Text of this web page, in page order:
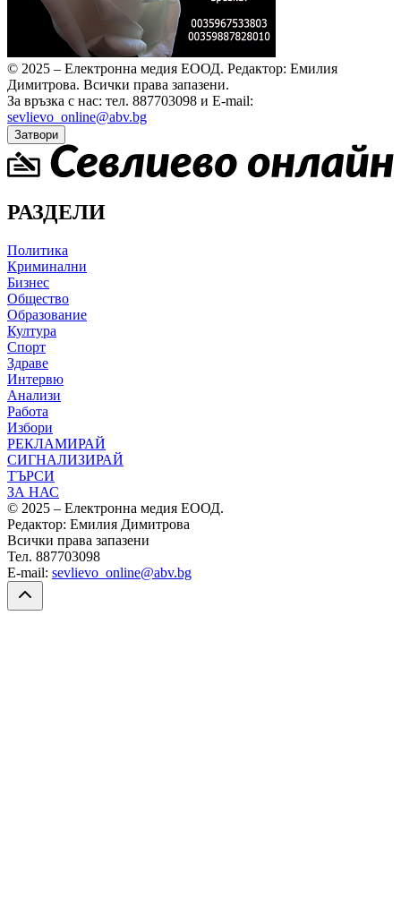
© 2025 – Електронна медия ЕООД. Редактор: Емилия
Димитрова. Всички права запазени.
За връзка с нас: тел. 887703098 и E-mail:
sevlievo_online@abv.bg
Затвори
РАЗДЕЛИ
Политика
Криминални
Бизнес
Общество
Образование
Култура
Спорт
Здраве
Интервю
Анализи
Работа
Избори
РЕКЛАМИРАЙ
СИГНАЛИЗИРАЙ
ТЪРСИ
ЗА НАС
© 2025 – Електронна медия ЕООД.
Редактор: Емилия Димитрова
Всички права запазени
Тел. 887703098
E-mail: sevlievo_online@abv.bg